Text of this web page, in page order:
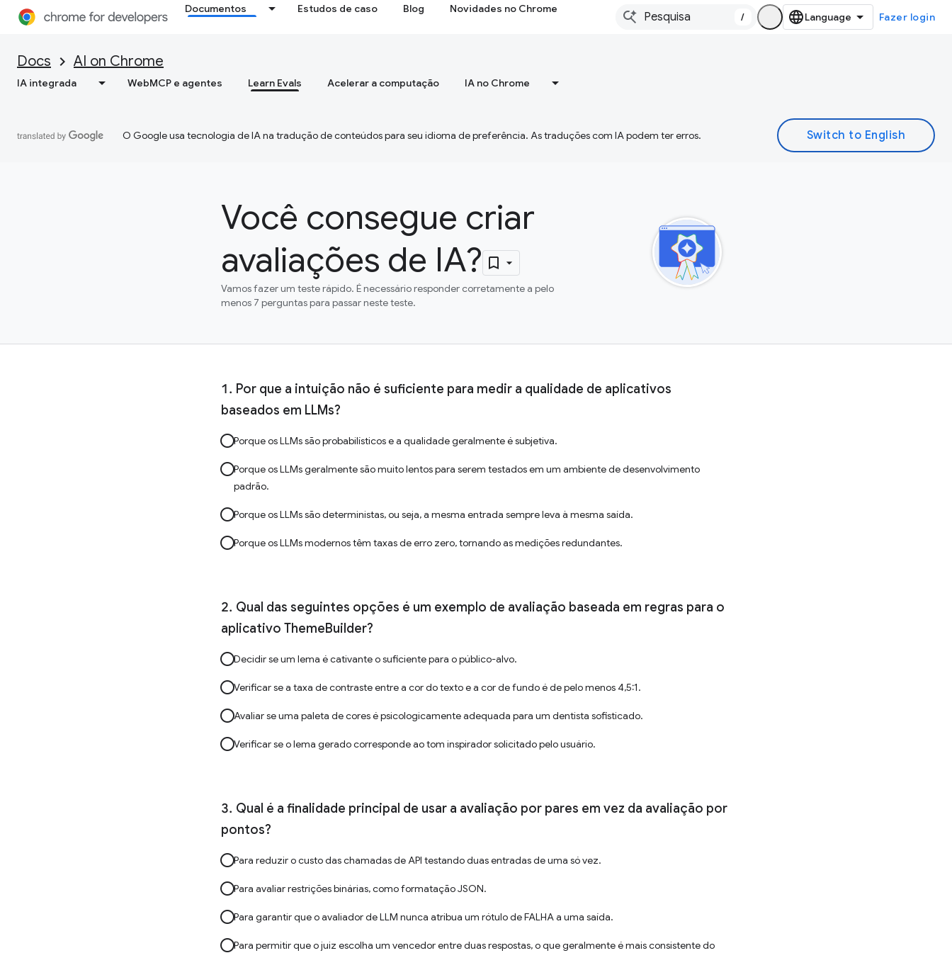
Documentos Estudos de caso Blog Novidades no Chrome
/ Fazer login
Docs AI on Chrome
IA integrada WebMCP e agentes Learn Evals Acelerar a computação IA no Chrome
O Google usa tecnologia de IA na tradução de conteúdos para seu idioma de preferência. As traduções com IA podem ter erros.
Você consegue criar
avaliações de IA?
Vamos fazer um teste rápido. É necessário responder corretamente a pelo
menos 7 perguntas para passar neste teste.
Por que a intuição não é suficiente para medir a qualidade de aplicativos
baseados em LLMs?
Porque os LLMs são probabilísticos e a qualidade geralmente é subjetiva.
Porque os LLMs geralmente são muito lentos para serem testados em um ambiente de desenvolvimento
padrão.
Porque os LLMs são deterministas, ou seja, a mesma entrada sempre leva à mesma saída.
Porque os LLMs modernos têm taxas de erro zero, tornando as medições redundantes.
Qual das seguintes opções é um exemplo de avaliação baseada em regras para o
aplicativo ThemeBuilder?
Decidir se um lema é cativante o suficiente para o público-alvo.
Verificar se a taxa de contraste entre a cor do texto e a cor de fundo é de pelo menos 4,5:1.
Avaliar se uma paleta de cores é psicologicamente adequada para um dentista sofisticado.
Verificar se o lema gerado corresponde ao tom inspirador solicitado pelo usuário.
Qual é a finalidade principal de usar a avaliação por pares em vez da avaliação por
pontos?
Para reduzir o custo das chamadas de API testando duas entradas de uma só vez.
Para avaliar restrições binárias, como formatação JSON.
Para garantir que o avaliador de LLM nunca atribua um rótulo de FALHA a uma saída.
Para permitir que o juiz escolha um vencedor entre duas respostas, o que geralmente é mais consistente do